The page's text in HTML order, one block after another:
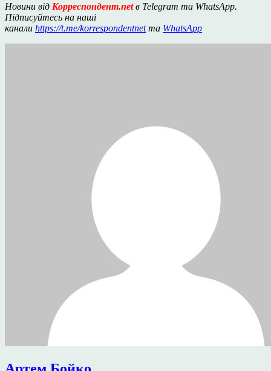
Новини від Корреспондент.netв Telegram та WhatsApp.
Підписуйтесь на наші
канали https://t.me/korrespondentnetта WhatsApp